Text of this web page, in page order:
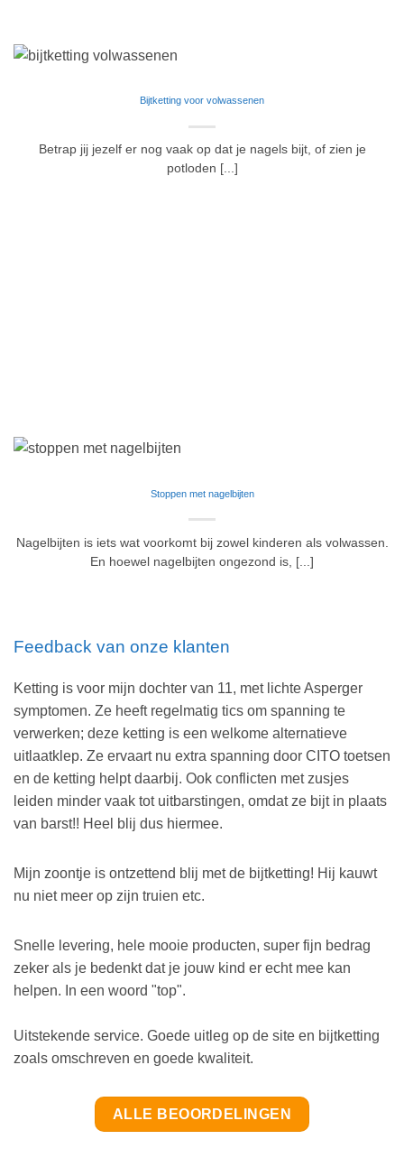
Bijtketting voor volwassenen
Betrap jij jezelf er nog vaak op dat je nagels bijt, of zien je
potloden [...]
Stoppen met nagelbijten
Nagelbijten is iets wat voorkomt bij zowel kinderen als volwassen.
En hoewel nagelbijten ongezond is, [...]
Feedback van onze klanten
Ketting is voor mijn dochter van 11, met lichte Asperger
symptomen. Ze heeft regelmatig tics om spanning te
verwerken; deze ketting is een welkome alternatieve
uitlaatklep. Ze ervaart nu extra spanning door CITO toetsen
en de ketting helpt daarbij. Ook conflicten met zusjes
leiden minder vaak tot uitbarstingen, omdat ze bijt in plaats
van barst!! Heel blij dus hiermee.
Mijn zoontje is ontzettend blij met de bijtketting! Hij kauwt
nu niet meer op zijn truien etc.
Snelle levering, hele mooie producten, super fijn bedrag
zeker als je bedenkt dat je jouw kind er echt mee kan
helpen. In een woord "top".
Uitstekende service. Goede uitleg op de site en bijtketting
zoals omschreven en goede kwaliteit.
ALLE BEOORDELINGEN